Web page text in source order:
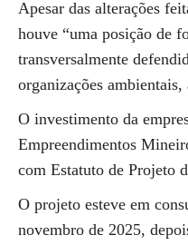
Apesar das alterações
houve “uma posição de
transversalmente
organizações ambientais,
O investimento da
Empreendimentos
com Estatuto de Projeto
O projeto esteve em
novembro de 2025,